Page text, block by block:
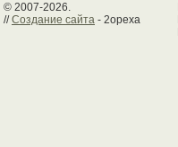
© 2007-2026.
//Создание сайта - 2opexa